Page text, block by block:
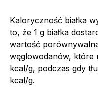
Kaloryczność białka
to, że 1 g białka
wartość
węglowodanów, które
kcal/g, podczas gdy
kcal/g.